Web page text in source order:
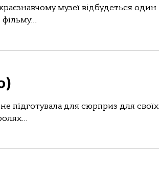
музеї відбудеться один
підготувала для сюрприз для своїх